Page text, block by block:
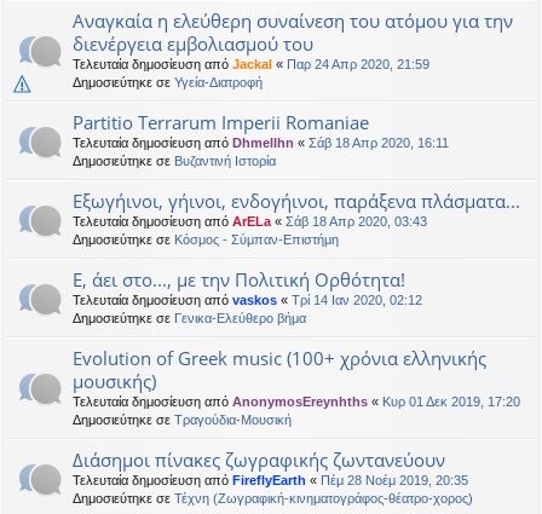
Αναγκαία η ελεύθερη συναίνεση του ατόμου για την
διενέργεια εμβολιασμού του
Τελευταία δημοσίευση από Jackal « Παρ 24 Απρ 2020, 21:59
Δημοσιεύτηκε σε Υγεία-Διατροφή
Partitio Terrarum Imperii Romaniae
Τελευταία δημοσίευση από Dhmellhn « Σάβ 18 Απρ 2020, 16:11
Δημοσιεύτηκε σε Βυζαντινή Ιστορία
Εξωγήινοι, γήινοι, ενδογήινοι, παράξενα πλάσματα...
Τελευταία δημοσίευση από ArELa « Σάβ 18 Απρ 2020, 03:43
Δημοσιεύτηκε σε Κόσμος - Σύμπαν-Επιστήμη
Ε, άει στο..., με την Πολιτική Ορθότητα!
Τελευταία δημοσίευση από vaskos « Τρί 14 Ιαν 2020, 02:12
Δημοσιεύτηκε σε Γενικα-Ελεύθερο βήμα
Evolution of Greek music (100+ χρόνια ελληνικής
μουσικής)
Τελευταία δημοσίευση από AnonymosEreynhths « Κυρ 01 Δεκ 2019, 17:20
Δημοσιεύτηκε σε Τραγούδια-Μουσική
Διάσημοι πίνακες ζωγραφικής ζωντανεύουν
Τελευταία δημοσίευση από FireflyEarth « Πέμ 28 Νοέμ 2019, 20:35
Δημοσιεύτηκε σε Τέχνη (Ζωγραφική-κινηματογράφος-θέατρο-χορος)